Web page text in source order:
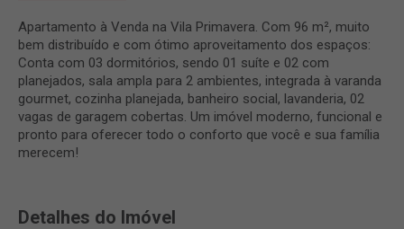
Apartamento à Venda na Vila Primavera. Com 96 m², muito
bem distribuído e com ótimo aproveitamento dos espaços:
Conta com 03 dormitórios, sendo 01 suíte e 02 com
planejados, sala ampla para 2 ambientes, integrada à varanda
gourmet, cozinha planejada, banheiro social, lavanderia, 02
vagas de garagem cobertas. Um imóvel moderno, funcional e
pronto para oferecer todo o conforto que você e sua família
merecem!
Detalhes do Imóvel